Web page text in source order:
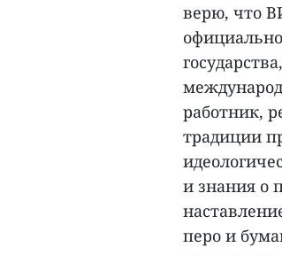
верю, что
работник,
традиции
и знания о
перо и